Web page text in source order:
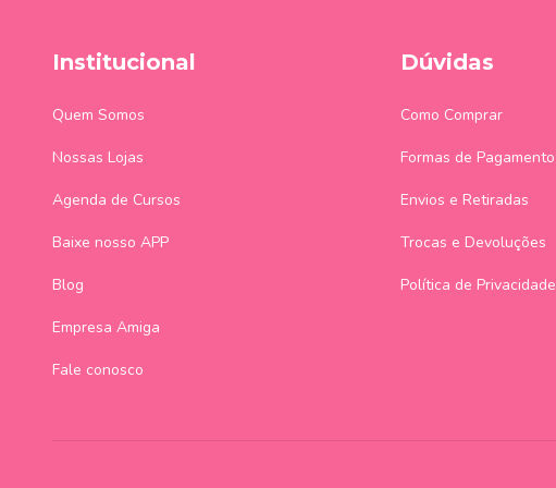
Institucional
Quem Somos
Nossas Lojas
Agenda de Cursos
Baixe nosso APP
Blog
Empresa Amiga
Fale conosco
Dúvidas
Como Comprar
Formas de Pagamento
Envios e Retiradas
Trocas e Devoluções
Política de Privacidade